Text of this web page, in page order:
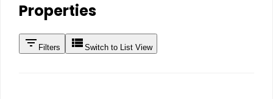
Properties
Filters Switch to List View